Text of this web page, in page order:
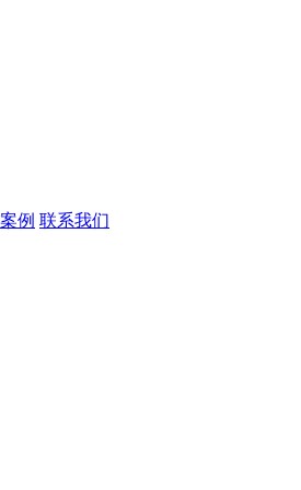
例 联系我们